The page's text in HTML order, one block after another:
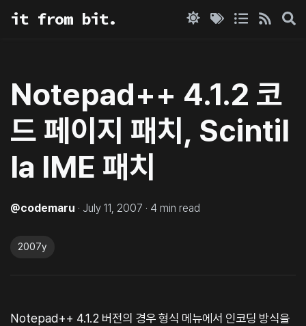
it from bit.
Notepad++ 4.1.2 코
드 페이지 패치, Scintil
la IME 패치
@codemaru · July 11, 2007 · 4 min read
2007y
Notepad++ 4.1.2 버전의 경우 형식 메뉴에서 인코딩 방식을